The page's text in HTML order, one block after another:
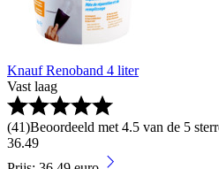
Knauf Renoband 4 liter
Vast laag
(41)Beoordeeld met 4.5 van de 5
36.49